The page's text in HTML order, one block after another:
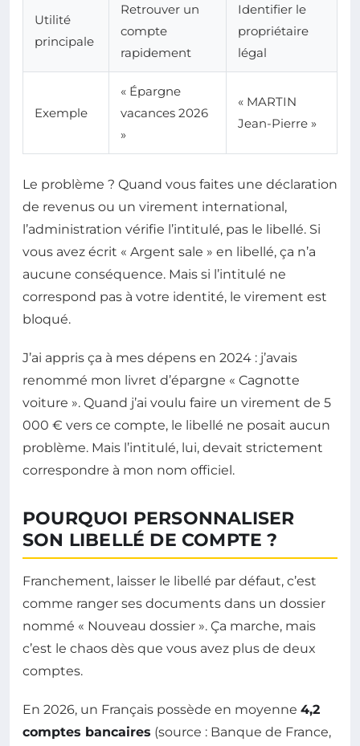
Utilité
principale
Retrouver un
compte
rapidement
Identifier le
propriétaire
légal
Exemple
« Épargne
vacances 2026
»
« MARTIN
Jean-Pierre »
Le problème ? Quand vous faites une déclaration
de revenus ou un virement international,
l’administration vérifie l’intitulé, pas le libellé. Si
vous avez écrit « Argent sale » en libellé, ça n’a
aucune conséquence. Mais si l’intitulé ne
correspond pas à votre identité, le virement est
bloqué.
J’ai appris ça à mes dépens en 2024 : j’avais
renommé mon livret d’épargne « Cagnotte
voiture ». Quand j’ai voulu faire un virement de 5
000 € vers ce compte, le libellé ne posait aucun
problème. Mais l’intitulé, lui, devait strictement
correspondre à mon nom officiel.
POURQUOI PERSONNALISER
SON LIBELLÉ DE COMPTE ?
Franchement, laisser le libellé par défaut, c’est
comme ranger ses documents dans un dossier
nommé « Nouveau dossier ». Ça marche, mais
c’est le chaos dès que vous avez plus de deux
comptes.
En 2026, un Français possède en moyenne 4,2
comptes bancaires (source : Banque de France,